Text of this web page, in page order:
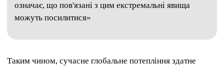
означає, що пов'язані з цим екстремальні явища
можуть посилитися»
Таким чином, сучасне глобальне потепління здатне